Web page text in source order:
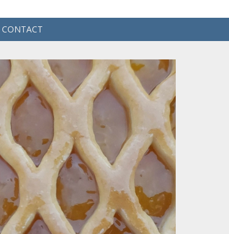
CONTACT